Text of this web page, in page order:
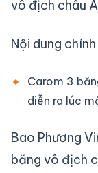
vô địch châu
Nội dung chính
Carom 3
diễn ra lúc
Bao Phương
băng vô địch